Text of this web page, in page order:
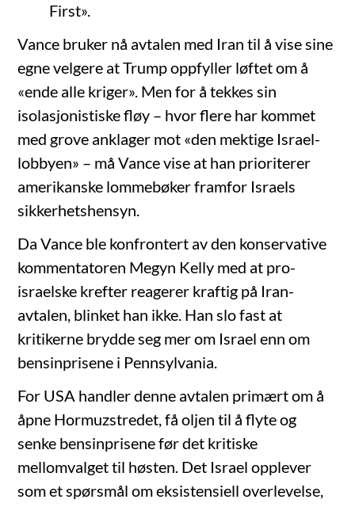
First».
Vance bruker nå avtalen med Iran til å vise sine
egne velgere at Trump oppfyller løftet om å
«ende alle kriger». Men for å tekkes sin
isolasjonistiske fløy – hvor flere har kommet
med grove anklager mot «den mektige Israel-
lobbyen» – må Vance vise at han prioriterer
amerikanske lommebøker framfor Israels
sikkerhetshensyn.
Da Vance ble konfrontert av den konservative
kommentatoren Megyn Kelly med at pro-
israelske krefter reagerer kraftig på Iran-
avtalen, blinket han ikke. Han slo fast at
kritikerne brydde seg mer om Israel enn om
bensinprisene i Pennsylvania.
For USA handler denne avtalen primært om å
åpne Hormuzstredet, få oljen til å flyte og
senke bensinprisene før det kritiske
mellomvalget til høsten. Det Israel opplever
som et spørsmål om eksistensiell overlevelse,